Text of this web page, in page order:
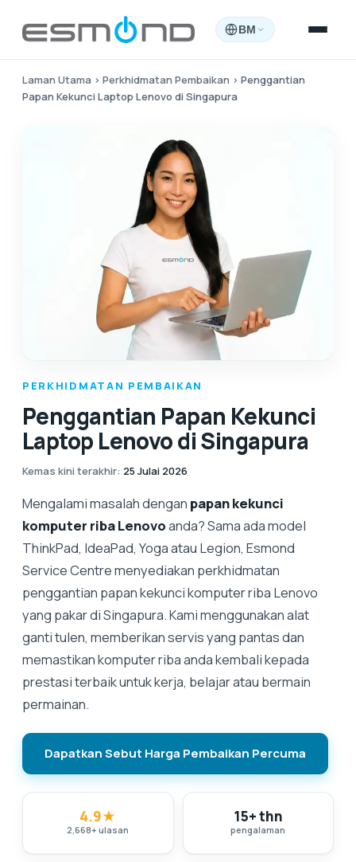
BM
Laman Utama › Perkhidmatan Pembaikan › Penggantian
Papan Kekunci Laptop Lenovo di Singapura
PERKHIDMATAN PEMBAIKAN
Penggantian Papan Kekunci
Laptop Lenovo di Singapura
Kemas kini terakhir: 25 Julai 2026
Mengalami masalah dengan papan kekunci
komputer riba Lenovoanda? Sama ada model
ThinkPad, IdeaPad, Yoga atau Legion, Esmond
Service Centre menyediakan perkhidmatan
penggantian papan kekunci komputer riba Lenovo
yang pakar di Singapura. Kami menggunakan alat
ganti tulen, memberikan servis yang pantas dan
memastikan komputer riba anda kembali kepada
prestasi terbaik untuk kerja, belajar atau bermain
permainan.
Dapatkan Sebut Harga Pembaikan Percuma
4.9★
2,668+ulasan
15+ thn
pengalaman